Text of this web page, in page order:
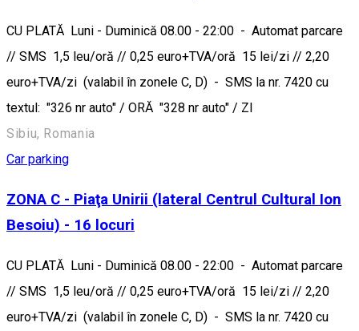
CU PLATĂ Luni - Duminică 08.00 - 22:00 - Automat parcare
// SMS 1,5 leu/oră // 0,25 euro+TVA/oră 15 lei/zi // 2,20
euro+TVA/zi (valabil în zonele C, D) - SMS la nr. 7420 cu
textul: "326 nr auto" / ORĂ "328 nr auto" / ZI
Sibiu, Romania
Car parking
ZONA C - Piaţa Unirii (lateral Centrul Cultural Ion
Besoiu) - 16 locuri
CU PLATĂ Luni - Duminică 08.00 - 22:00 - Automat parcare
// SMS 1,5 leu/oră // 0,25 euro+TVA/oră 15 lei/zi // 2,20
euro+TVA/zi (valabil în zonele C, D) - SMS la nr. 7420 cu